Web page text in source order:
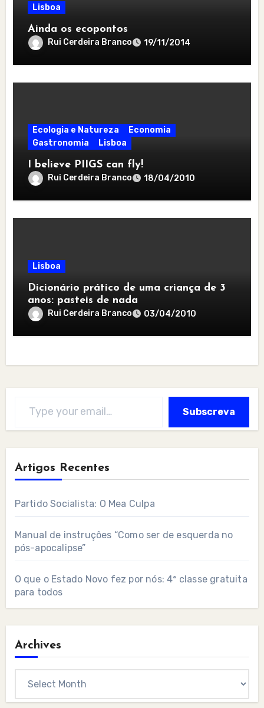
Lisboa
Ainda os ecopontos
Rui Cerdeira Branco 19/11/2014
Ecologia e Natureza
Economia
Gastronomia
Lisboa
I believe PIIGS can fly!
Rui Cerdeira Branco 18/04/2010
Lisboa
Dicionário prático de uma criança de 3
anos: pasteis de nada
Rui Cerdeira Branco 03/04/2010
Subscreva
Artigos Recentes
Partido Socialista: O Mea Culpa
Manual de instruções “Como ser de esquerda no
pós-apocalipse”
O que o Estado Novo fez por nós: 4ª classe gratuita
para todos
Archives